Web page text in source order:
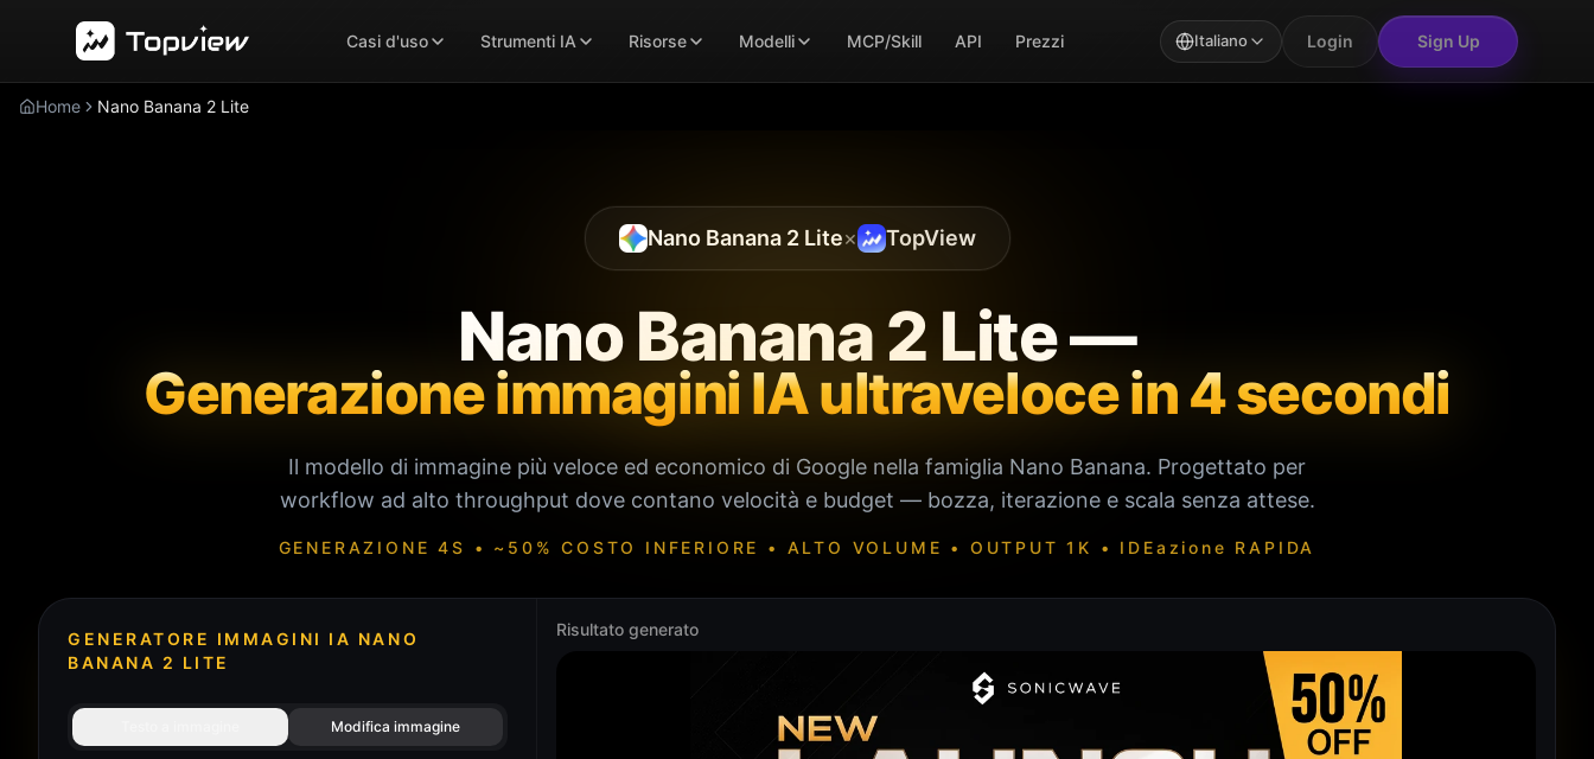
Casi d'uso Strumenti IA Risorse Modelli MCP/Skill API Prezzi Italiano Login Sign Up
Home Nano Banana 2 Lite
Nano Banana 2 Lite× TopView
Nano Banana 2 Lite —
Generazione immagini IA ultraveloce in 4 secondi
Il modello di immagine più veloce ed economico di Google nella famiglia Nano Banana. Progettato per
workflow ad alto throughput dove contano velocità e budget — bozza, iterazione e scala senza attese.
GENERAZIONE 4S • ~50% COSTO INFERIORE • ALTO VOLUME • OUTPUT 1K • IDEazione RAPIDA
GENERATORE IMMAGINI IA NANO
BANANA 2 LITE
Modifica immagine
Risultato generato